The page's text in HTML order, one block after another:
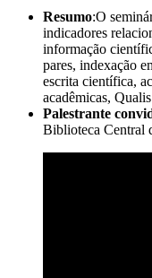
Resumo:O
indicadores
informação
pares, indexação
escrita científica,
acadêmicas,
Palestrante
Biblioteca Central